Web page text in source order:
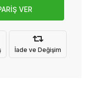
VER
İade ve Değişim